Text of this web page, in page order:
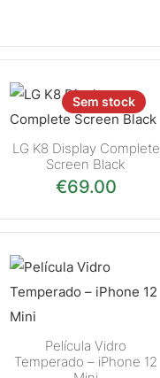
Sem stock
LG K8 Display Complete
Screen Black
€69.00
Película Vidro
Temperado – iPhone 12